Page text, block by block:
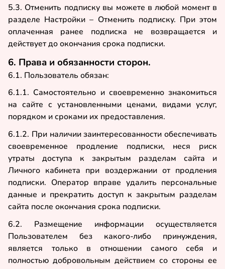
5.3. Отменить подписку вы можете в любой момент в
разделе Настройки – Отменить подписку. При этом
оплаченная ранее подписка не возвращается и
действует до окончания срока подписки.
6. Права и обязанности сторон.
6.1. Пользователь обязан:
6.1.1. Самостоятельно и своевременно знакомиться
на сайте с установленными ценами, видами услуг,
порядком и сроками их предоставления.
6.1.2. При наличии заинтересованности обеспечивать
своевременное продление подписки, неся риск
утраты доступа к закрытым разделам сайта и
Личного кабинета при воздержании от продления
подписки. Оператор вправе удалить персональные
данные и прекратить доступ к закрытым разделам
сайта после окончания срока подписки.
6.2. Размещение информации осуществляется
Пользователем без какого-либо принуждения,
является только в отношении самого себя и
полностью добровольным действием со стороны ее